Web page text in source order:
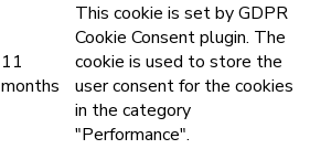
11
months
This cookie is set by GDPR
Cookie Consent plugin. The
cookie is used to store the
user consent for the cookies
in the category
"Performance".